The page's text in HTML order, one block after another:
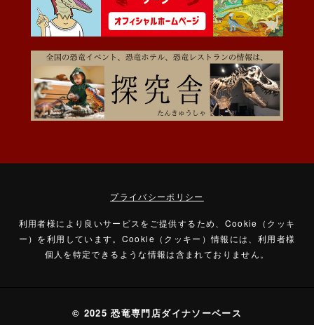
プライバシーポリシー
利用者様により良いサービスをご提供するため、Cookie（クッキ
ー）を利用しています。 Cookie（クッキー）情報には、利用者様
個人を特定できるような情報は含まれておりません。
© 2025 恐竜専門店ダイナソーベース